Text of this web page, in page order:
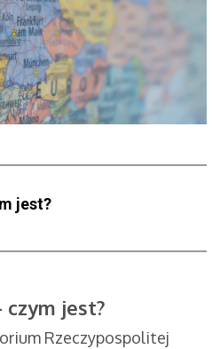
jest?
jest?
Rzeczypospolitej